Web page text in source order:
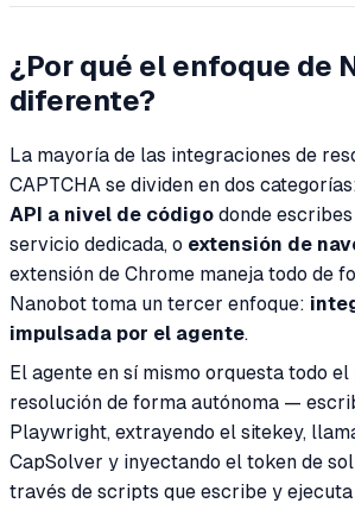
¿Por qué el enfoque de
diferente?
La mayoría de las integraciones de
CAPTCHA se dividen en dos
API a nivel de código donde
servicio dedicada, o extensión de
extensión de Chrome maneja todo de
Nanobot toma un tercer enfoque:
impulsada por el agente.
El agente en sí mismo orquesta todo
resolución de forma autónoma —
Playwright, extrayendo el sitekey,
CapSolver y inyectando el token de
través de scripts que escribe y